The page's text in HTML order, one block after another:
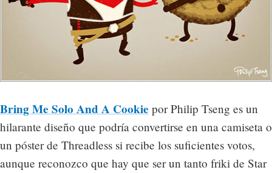
Bring Me Solo And A Cookie por Philip Tseng es un
hilarante diseño que podría convertirse en una camiseta o
un póster de Threadless si recibe los suficientes votos,
aunque reconozco que hay que ser un tanto friki de Star